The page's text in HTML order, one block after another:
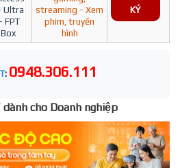
Ultra
FPT
streaming - Xem
phim, truyền
hình
KÝ
: 0948.306.111
dành cho Doanh nghiệp